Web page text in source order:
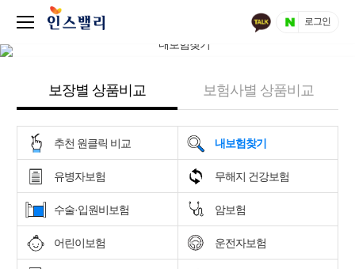
로그인
보장별 상품비교 보험사별 상품비교
추천 원클릭 비교 내보험찾기
유병자보험 무해지 건강보험
수술·입원비보험 암보험
어린이보험 운전자보험